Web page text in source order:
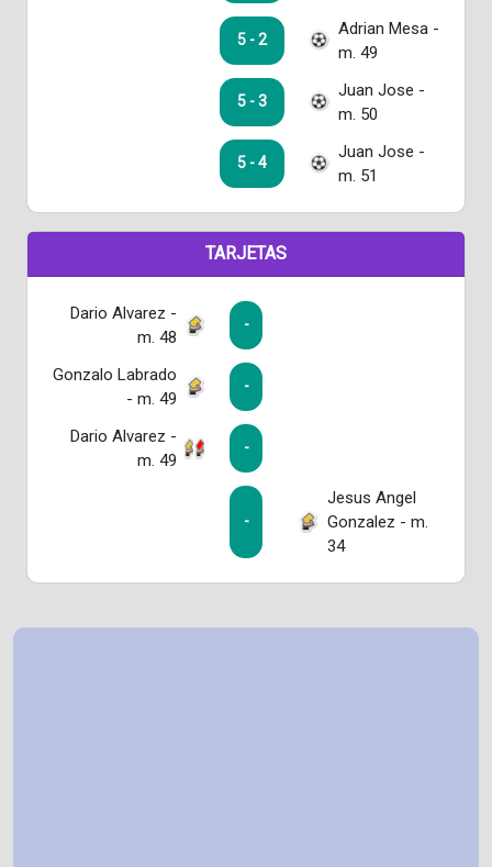
5 - 2
Adrian Mesa -
m. 49
5 - 3
Juan Jose -
m. 50
5 - 4
Juan Jose -
m. 51
TARJETAS
Dario Alvarez -
m. 48
-
Gonzalo Labrado
- m. 49
-
Dario Alvarez -
m. 49
-
-
Jesus Angel
Gonzalez - m.
34